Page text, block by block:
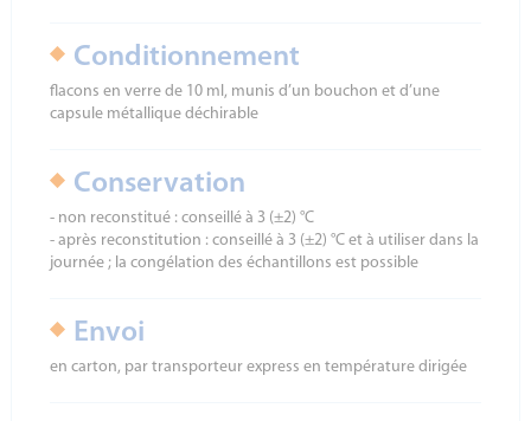
Conditionnement
flacons en verre de 10 ml, munis d’un bouchon et d’une
capsule métallique déchirable
Conservation
- non reconstitué : conseillé à 3 (±2) °C
- après reconstitution : conseillé à 3 (±2) °C et à utiliser dans la
journée ; la congélation des échantillons est possible
Envoi
en carton, par transporteur express en température dirigée